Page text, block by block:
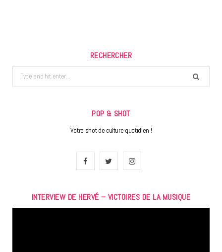
RECHERCHER
Search
for:
POP & SHOT
Votre shot de culture quotidien !
F
c
i
I
s
INTERVIEW DE HERVÉ – VICTOIRES DE LA MUSIQUE